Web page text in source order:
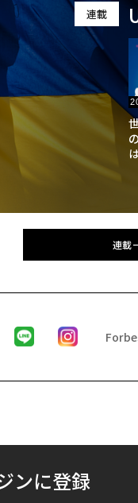
連載
連載
ンに登録